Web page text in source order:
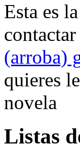
Esta es la
(arroba)
quieres
novela
Listas